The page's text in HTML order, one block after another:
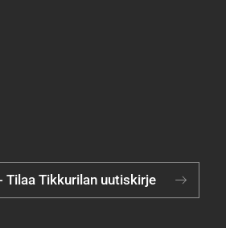
Tilaa Tikkurilan uutiskirje